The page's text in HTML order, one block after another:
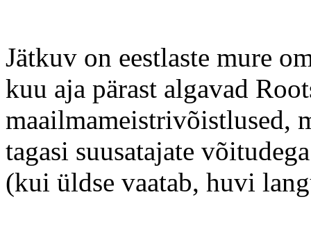
Jätkuv on eestlaste mure
kuu aja pärast algavad
maailmameistrivõistlused,
tagasi suusatajate
(kui üldse vaatab, huvi